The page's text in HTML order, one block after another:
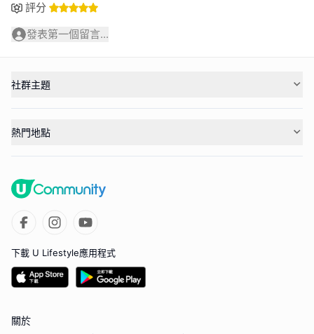
評分
發表第一個留言...
社群主題
熱門地點
下載 U Lifestyle應用程式
關於